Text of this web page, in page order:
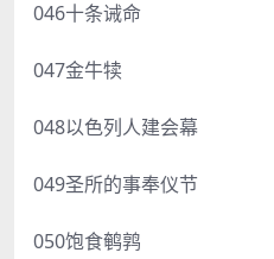
046十条诫命
047金牛犊
048以色列人建会幕
049圣所的事奉仪节
050饱食鹌鹑